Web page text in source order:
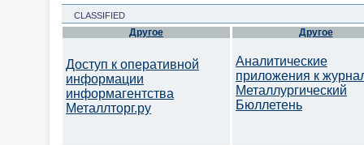
CLASSIFIED
Другое
Доступ к оперативной
информации
информагентства
Металлторг.ру
Другое
Аналитические
приложения к
Металлургический
Бюллетень